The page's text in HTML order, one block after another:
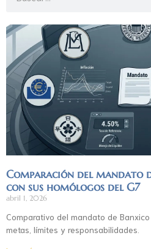
Comparación del mandato
con sus homólogos del G7
abril 1, 2026
Comparativo del mandato de
metas, límites y responsabilidades.